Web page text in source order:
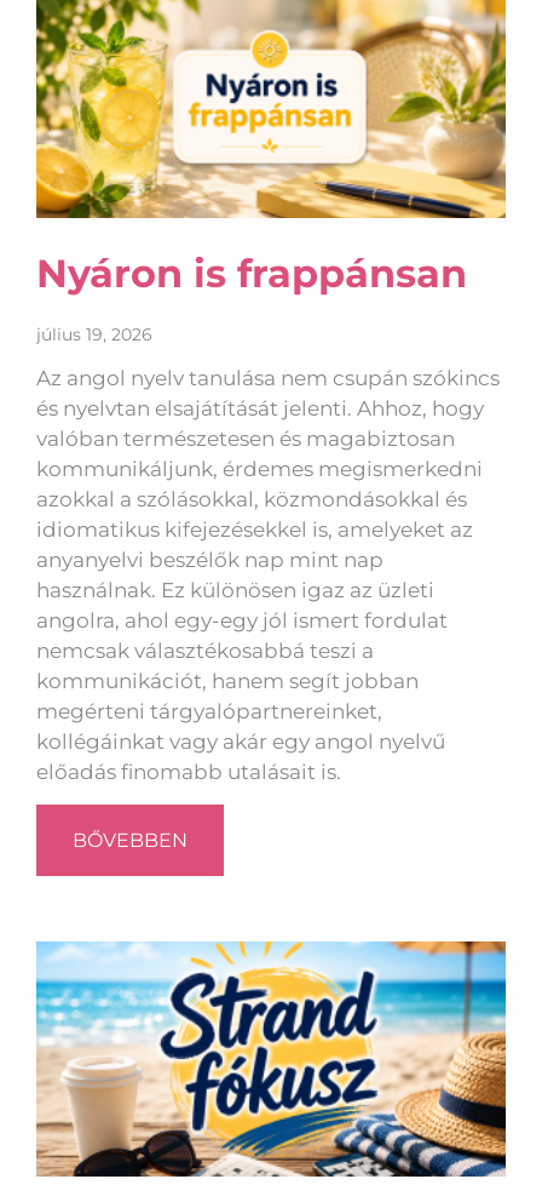
Nyáron is frappánsan
július 19, 2026
Az angol nyelv tanulása nem csupán szókincs
és nyelvtan elsajátítását jelenti. Ahhoz, hogy
valóban természetesen és magabiztosan
kommunikáljunk, érdemes megismerkedni
azokkal a szólásokkal, közmondásokkal és
idiomatikus kifejezésekkel is, amelyeket az
anyanyelvi beszélők nap mint nap
használnak. Ez különösen igaz az üzleti
angolra, ahol egy-egy jól ismert fordulat
nemcsak választékosabbá teszi a
kommunikációt, hanem segít jobban
megérteni tárgyalópartnereinket,
kollégáinkat vagy akár egy angol nyelvű
előadás finomabb utalásait is.
BŐVEBBEN